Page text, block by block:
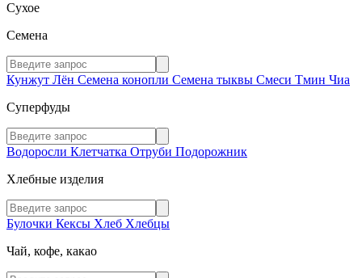
Сухое
Семена
Кунжут Лён Семена конопли Семена тыквы Смеси Тмин Чиа
Суперфуды
Водоросли Клетчатка Отруби Подорожник
Хлебные изделия
Булочки Кексы Хлеб Хлебцы
Чай, кофе, какао